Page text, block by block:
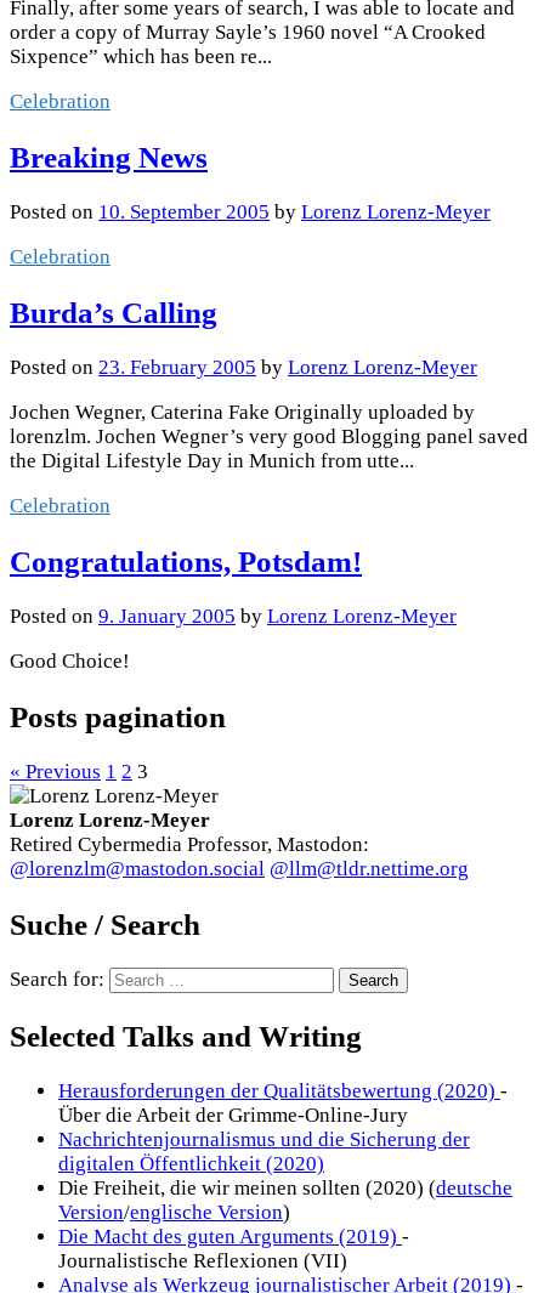
Finally, after some years of search, I was able to locate and
order a copy of Murray Sayle’s 1960 novel “A Crooked
Sixpence” which has been re...
Celebration
Breaking News
Posted on 10. September 2005 by Lorenz Lorenz-Meyer
Celebration
Burda’s Calling
Posted on 23. February 2005 by Lorenz Lorenz-Meyer
Jochen Wegner, Caterina Fake Originally uploaded by
lorenzlm. Jochen Wegner’s very good Blogging panel saved
the Digital Lifestyle Day in Munich from utte...
Celebration
Congratulations, Potsdam!
Posted on 9. January 2005 by Lorenz Lorenz-Meyer
Good Choice!
Posts pagination
« Previous 1 2 3
Lorenz Lorenz-Meyer
Retired Cybermedia Professor, Mastodon:
@lorenzlm@mastodon.social @llm@tldr.nettime.org
Suche / Search
Search for:
Selected Talks and Writing
Herausforderungen der Qualitätsbewertung (2020) -
Über die Arbeit der Grimme-Online-Jury
Nachrichtenjournalismus und die Sicherung der
digitalen Öffentlichkeit (2020)
Die Freiheit, die wir meinen sollten (2020) (deutsche
Version/englische Version)
Die Macht des guten Arguments (2019) -
Journalistische Reflexionen (VII)
Analyse als Werkzeug journalistischer Arbeit (2019) -